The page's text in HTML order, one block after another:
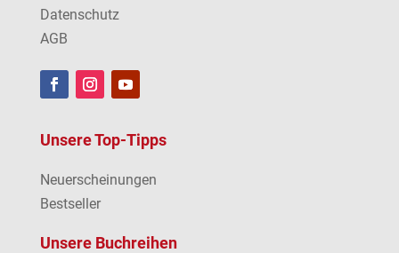
Datenschutz
AGB
Unsere Top-Tipps
Neuerscheinungen
Bestseller
Unsere Buchreihen